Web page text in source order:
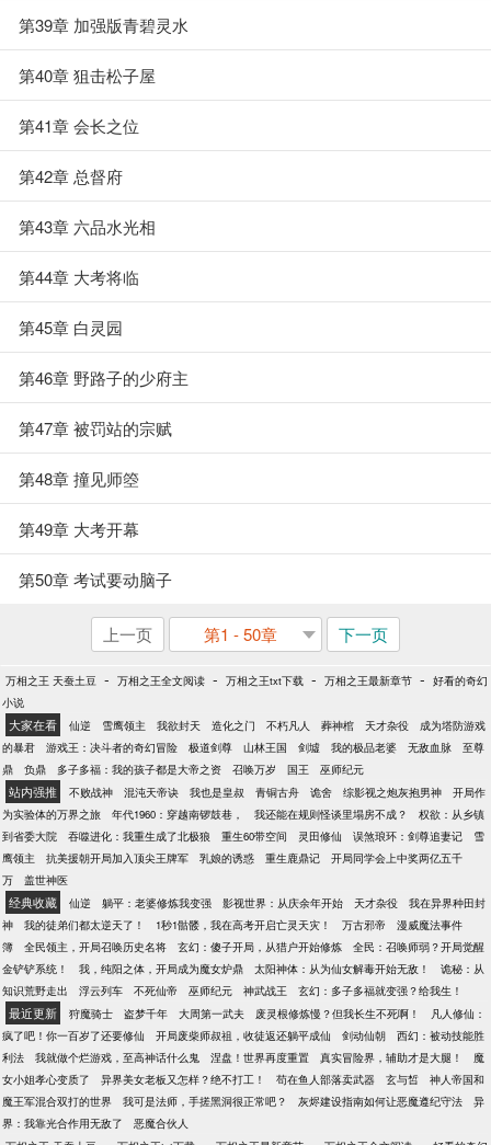
第39章 加强版青碧灵水
第40章 狙击松子屋
第41章 会长之位
第42章 总督府
第43章 六品水光相
第44章 大考将临
第45章 白灵园
第46章 野路子的少府主
第47章 被罚站的宗赋
第48章 撞见师箜
第49章 大考开幕
第50章 考试要动脑子
上一页 第1 - 50章 下一页
万相之王 天蚕土豆 - 万相之王全文阅读 - 万相之王txt下载 - 万相之王最新章节 - 好看的奇幻
小说
大家在看 仙逆 雪鹰领主 我欲封天 造化之门 不朽凡人 葬神棺 天才杂役
成为塔防游戏
的暴君
游戏王：决斗者的奇幻冒险 极道剑尊 山林王国 剑墟 我的极品老婆 无敌血脉
至尊
鼎
负鼎 多子多福：我的孩子都是大帝之资 召唤万岁 国王 巫师纪元
站内强推 不败战神 混沌天帝诀 我也是皇叔 青铜古舟 诡舍 综影视之炮灰抱男神
开局作
为实验体的万界之旅
年代1960：穿越南锣鼓巷， 我还能在规则怪谈里塌房不成？
权欲：从乡镇
到省委大院
吞噬进化：我重生成了北极狼 重生60带空间 灵田修仙 误煞琅环：剑尊追妻记
雪
鹰领主
抗美援朝开局加入顶尖王牌军 乳娘的诱惑 重生鹿鼎记
开局同学会上中奖两亿五千
万
盖世神医
经典收藏 仙逆 躺平：老婆修炼我变强 影视世界：从庆余年开始 天才杂役
我在异界种田封
神
我的徒弟们都太逆天了！ 1秒1骷髅，我在高考开启亡灵天灾！ 万古邪帝
漫威魔法事件
簿
全民领主，开局召唤历史名将 玄幻：傻子开局，从猎户开始修炼
全民：召唤师弱？开局觉醒
金铲铲系统！
我，纯阳之体，开局成为魔女炉鼎 太阳神体：从为仙女解毒开始无敌！
诡秘：从
知识荒野走出
浮云列车 不死仙帝 巫师纪元 神武战王 玄幻：多子多福就变强？给我生！
最近更新 狩魔骑士 盗梦千年 大周第一武夫 废灵根修炼慢？但我长生不死啊！
凡人修仙：
疯了吧！你一百岁了还要修仙
开局废柴师叔祖，收徒返还躺平成仙 剑动仙朝
西幻：被动技能胜
利法
我就做个烂游戏，至高神话什么鬼 涅盘！世界再度重置 真实冒险界，辅助才是大腿！
魔
女小姐孝心变质了
异界美女老板又怎样？绝不打工！ 苟在鱼人部落卖武器 玄与皙
神人帝国和
魔王军混合双打的世界
我可是法师，手搓黑洞很正常吧？ 灰烬建设指南如何让恶魔遵纪守法
异
界：我靠光合作用无敌了
恶魔合伙人